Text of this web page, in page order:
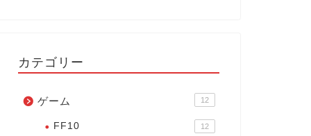
カテゴリー
ゲーム 12
FF10 12